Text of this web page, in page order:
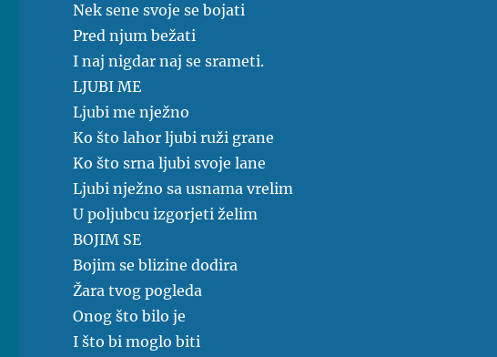
Nek sene svoje se bojati
Pred njum bežati
I naj nigdar naj se srameti.
LJUBI ME
Ljubi me nježno
Ko što lahor ljubi ruži grane
Ko što srna ljubi svoje lane
Ljubi nježno sa usnama vrelim
U poljubcu izgorjeti želim
BOJIM SE
Bojim se blizine dodira
Žara tvog pogleda
Onog što bilo je
I što bi moglo biti